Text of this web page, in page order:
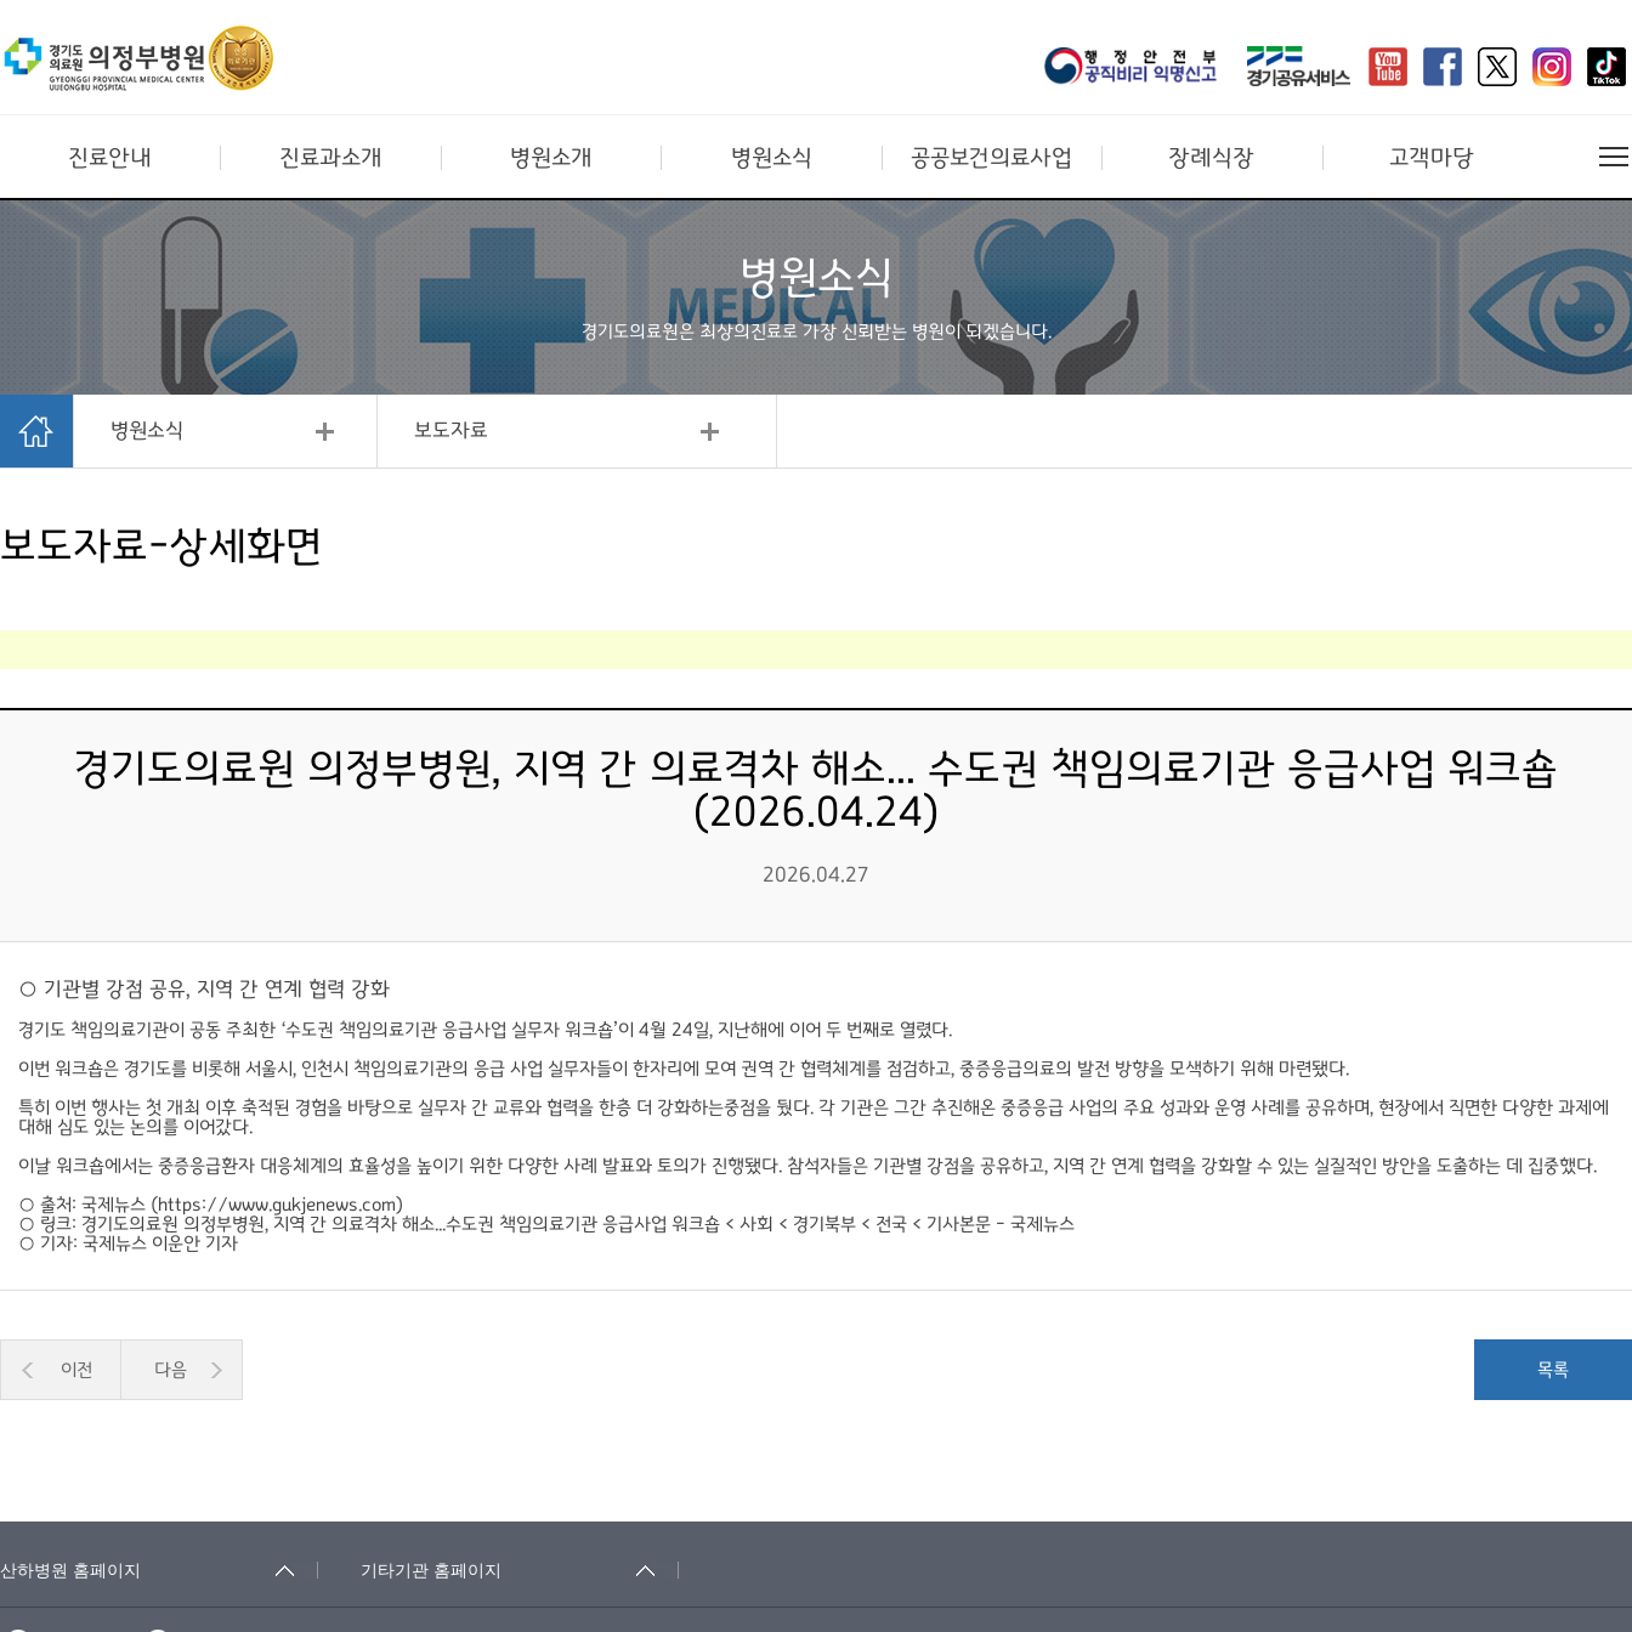
진료안내 진료과소개 병원소개 병원소식 공공보건의료사업 장례식장 고객마당
병원소식
경기도의료원은 최상의진료로 가장 신뢰받는 병원이 되겠습니다.
병원소식 보도자료
보도자료-상세화면
경기도의료원 의정부병원, 지역 간 의료격차 해소... 수도권 책임의료기관 응급사업 워크숍
(2026.04.24)
2026.04.27
○ 기관별 강점 공유, 지역 간 연계 협력 강화
경기도 책임의료기관이 공동 주최한 ‘수도권 책임의료기관 응급사업 실무자 워크숍’이 4월 24일, 지난해에 이어 두 번째로 열렸다.
이번 워크숍은 경기도를 비롯해 서울시, 인천시 책임의료기관의 응급 사업 실무자들이 한자리에 모여 권역 간 협력체계를 점검하고, 중증응급의료의 발전 방향을 모색하기 위해 마련됐다.
특히 이번 행사는 첫 개최 이후 축적된 경험을 바탕으로 실무자 간 교류와 협력을 한층 더 강화하는중점을 뒀다. 각 기관은 그간 추진해온 중증응급 사업의 주요 성과와 운영 사례를 공유하며, 현장에서 직면한 다양한 과제에
대해 심도 있는 논의를 이어갔다.
이날 워크숍에서는 중증응급환자 대응체계의 효율성을 높이기 위한 다양한 사례 발표와 토의가 진행됐다. 참석자들은 기관별 강점을 공유하고, 지역 간 연계 협력을 강화할 수 있는 실질적인 방안을 도출하는 데 집중했다.
○ 출처: 국제뉴스 (https://www.gukjenews.com)
○ 링크: 경기도의료원 의정부병원, 지역 간 의료격차 해소...수도권 책임의료기관 응급사업 워크숍 < 사회 < 경기북부 < 전국 < 기사본문 - 국제뉴스
○ 기자: 국제뉴스 이운안 기자
이전 다음 목록